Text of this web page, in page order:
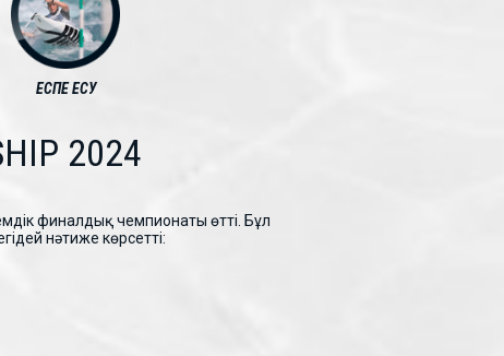
ЕСПЕ ЕСУ
2024
финалдық чемпионаты өтті. Бұл
нәтиже көрсетті: